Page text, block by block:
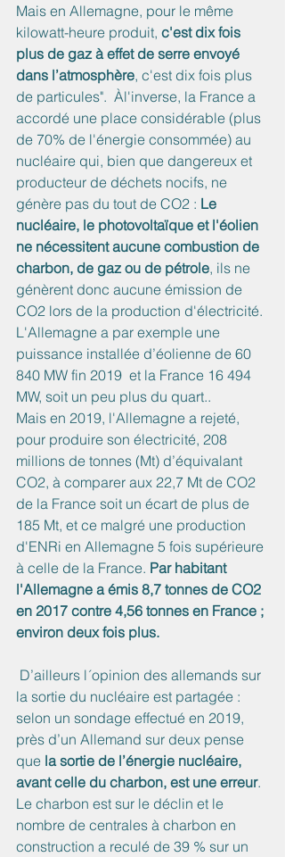
Mais en Allemagne, pour le même
kilowatt-heure produit, c'est dix fois
plus de gaz à effet de serre envoyé
dans l’atmosphère, c'est dix fois plus
de particules".  Àl'inverse, la France a
accordé une place considérable (plus
de 70% de l'énergie consommée) au
nucléaire qui, bien que dangereux et
producteur de déchets nocifs, ne
génère pas du tout de CO2 : Le
nucléaire, le photovoltaïque et l'éolien
ne nécessitent aucune combustion de
charbon, de gaz ou de pétrole, ils ne
génèrent donc aucune émission de
CO2 lors de la production d'électricité.
L'Allemagne a par exemple une
puissance installée d’éolienne de 60
840 MW fin 2019  et la France 16 494
MW, soit un peu plus du quart..
Mais en 2019, l'Allemagne a rejeté,
pour produire son électricité, 208
millions de tonnes (Mt) d’équivalant
CO2, à comparer aux 22,7 Mt de CO2
de la France soit un écart de plus de
185 Mt, et ce malgré une production
d'ENRi en Allemagne 5 fois supérieure
à celle de la France. Par habitant
l'Allemagne a émis 8,7 tonnes de CO2
en 2017 contre 4,56 tonnes en France ;
environ deux fois plus.
la sortie du nucléaire est partagée :
selon un sondage effectué en 2019,
près d’un Allemand sur deux pense
que la sortie de l’énergie nucléaire,
avant celle du charbon, est une erreur.
Le charbon est sur le déclin et le
nombre de centrales à charbon en
construction a reculé de 39 % sur un